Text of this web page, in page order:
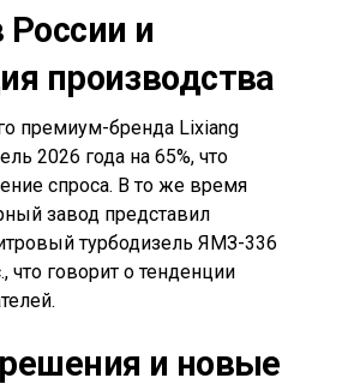
и
производства
премиум-бренда Lixiang
2026 года на 65%, что
спроса. В то же время
завод представил
турбодизель ЯМЗ-336
говорит о тенденции
и новые